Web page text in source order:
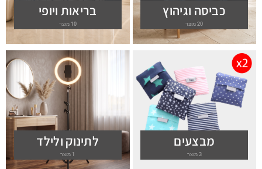
כביסה וגיהוץ
20 מוצר
בריאות ויופי
10 מוצר
מבצעים
3 מוצר
לתינוק ולילד
1 מוצר